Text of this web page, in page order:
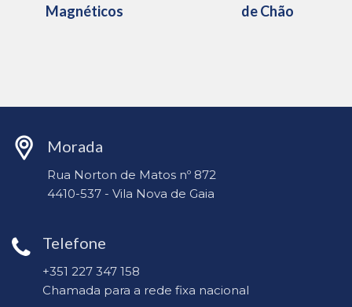
Magnéticos
de Chão
Morada
Rua Norton de Matos nº 872
4410-537 - Vila Nova de Gaia
Telefone
+351 227 347 158
Chamada para a rede fixa nacional